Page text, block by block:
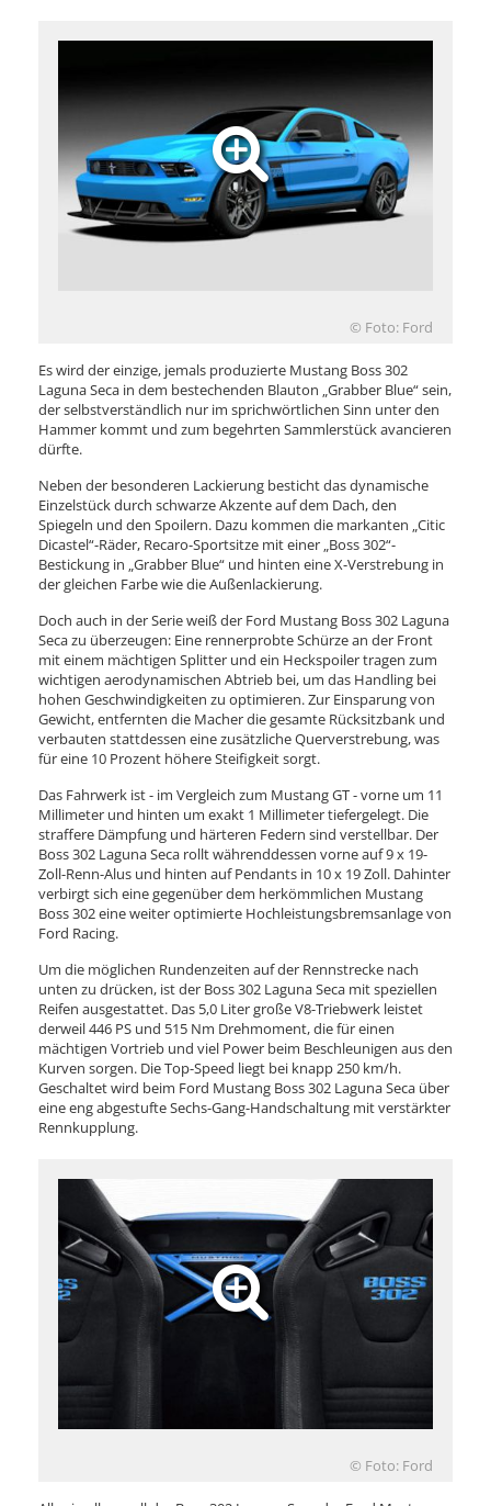
© Foto: Ford
Es wird der einzige, jemals produzierte Mustang Boss 302
Laguna Seca in dem bestechenden Blauton „Grabber Blue“ sein,
der selbstverständlich nur im sprichwörtlichen Sinn unter den
Hammer kommt und zum begehrten Sammlerstück avancieren
dürfte.
Neben der besonderen Lackierung besticht das dynamische
Einzelstück durch schwarze Akzente auf dem Dach, den
Spiegeln und den Spoilern. Dazu kommen die markanten „Citic
Dicastel“-Räder, Recaro-Sportsitze mit einer „Boss 302“-
Bestickung in „Grabber Blue“ und hinten eine X-Verstrebung in
der gleichen Farbe wie die Außenlackierung.
Doch auch in der Serie weiß der Ford Mustang Boss 302 Laguna
Seca zu überzeugen: Eine rennerprobte Schürze an der Front
mit einem mächtigen Splitter und ein Heckspoiler tragen zum
wichtigen aerodynamischen Abtrieb bei, um das Handling bei
hohen Geschwindigkeiten zu optimieren. Zur Einsparung von
Gewicht, entfernten die Macher die gesamte Rücksitzbank und
verbauten stattdessen eine zusätzliche Querverstrebung, was
für eine 10 Prozent höhere Steifigkeit sorgt.
Das Fahrwerk ist - im Vergleich zum Mustang GT - vorne um 11
Millimeter und hinten um exakt 1 Millimeter tiefergelegt. Die
straffere Dämpfung und härteren Federn sind verstellbar. Der
Boss 302 Laguna Seca rollt währenddessen vorne auf 9 x 19-
Zoll-Renn-Alus und hinten auf Pendants in 10 x 19 Zoll. Dahinter
verbirgt sich eine gegenüber dem herkömmlichen Mustang
Boss 302 eine weiter optimierte Hochleistungsbremsanlage von
Ford Racing.
Um die möglichen Rundenzeiten auf der Rennstrecke nach
unten zu drücken, ist der Boss 302 Laguna Seca mit speziellen
Reifen ausgestattet. Das 5,0 Liter große V8-Triebwerk leistet
derweil 446 PS und 515 Nm Drehmoment, die für einen
mächtigen Vortrieb und viel Power beim Beschleunigen aus den
Kurven sorgen. Die Top-Speed liegt bei knapp 250 km/h.
Geschaltet wird beim Ford Mustang Boss 302 Laguna Seca über
eine eng abgestufte Sechs-Gang-Handschaltung mit verstärkter
Rennkupplung.
© Foto: Ford